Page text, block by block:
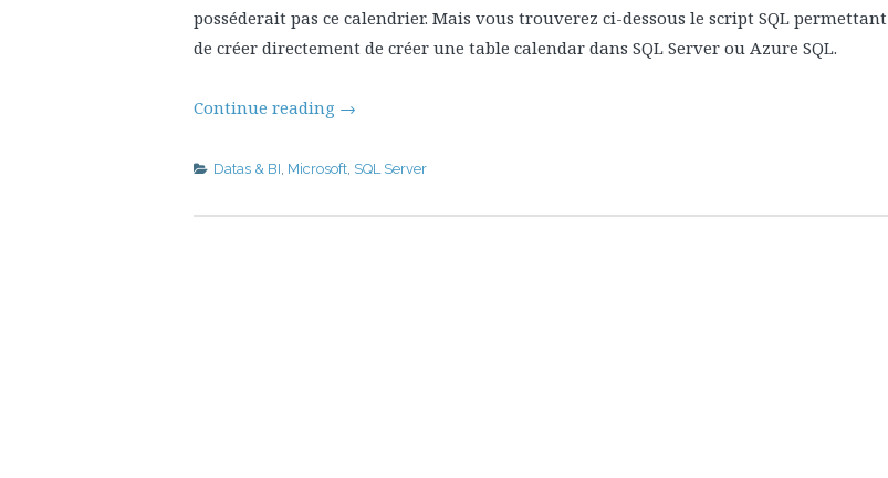
posséderait pas ce calendrier. Mais vous trouverez ci-dessous le script SQL permettant
de créer directement de créer une table calendar dans SQL Server ou Azure SQL.
Continue reading →
Datas & BI, Microsoft, SQL Server